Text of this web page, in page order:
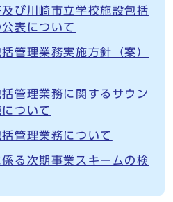
び川崎市立学校施設包括
表について
管理業務実施方針（案）
管理業務に関するサウン
ついて
管理業務について
る次期事業スキームの検